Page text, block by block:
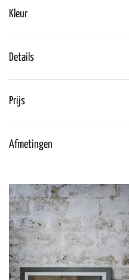
Kleur
Details
Prijs
Afmetingen